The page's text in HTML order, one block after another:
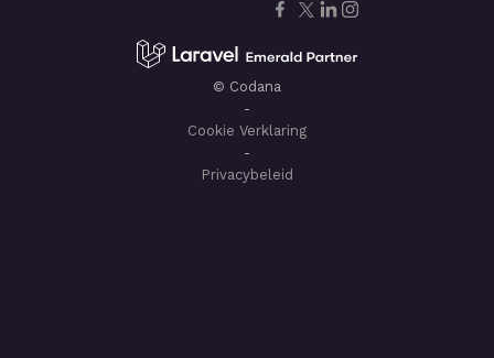
© Codana
-
Cookie Verklaring
-
Privacybeleid